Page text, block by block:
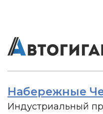
Набережные
Индустриальный